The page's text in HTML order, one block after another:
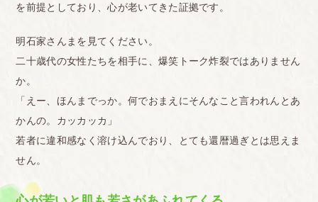
を前提としており、心が老いてきた証拠です。
明石家さんまを見てください。
二十歳代の女性たちを相手に、爆笑トーク炸裂ではありません
か。
「えー、ほんまでっか。何でおまえにそんなこと言われんとあ
かんの。カッカッカ」
若者に違和感なく溶け込んでおり、とても還暦過ぎとは思えま
せん。